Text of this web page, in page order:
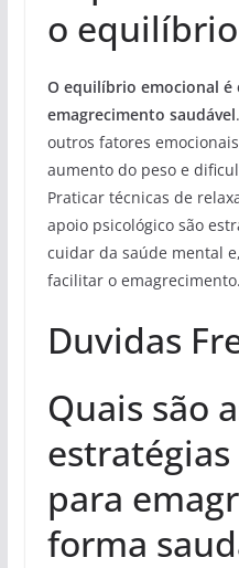
o
O equilíbrio emocional é
emagrecimento saudável
outros fatores
aumento do peso e
Praticar técnicas de
apoio psicológico são
cuidar da saúde mental
facilitar o emagrecimento.
Duvidas
Quais são
para
forma